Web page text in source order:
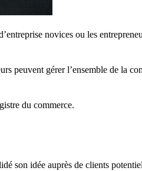
novices ou les
peuvent gérer l’ensemble de la
du commerce.
son idée auprès de clients